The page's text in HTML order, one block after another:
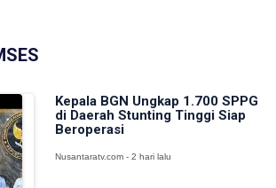
Kepala BGN Ungkap 1.700 SPPG
di Daerah Stunting Tinggi Siap
Beroperasi
Nusantaratv.com - 2 hari lalu